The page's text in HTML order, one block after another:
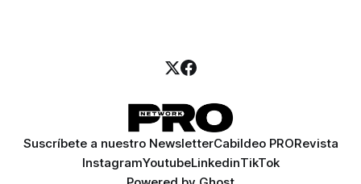
Suscríbete a nuestro NewsletterCabildeo PRORevista
InstagramYoutubeLinkedinTikTok